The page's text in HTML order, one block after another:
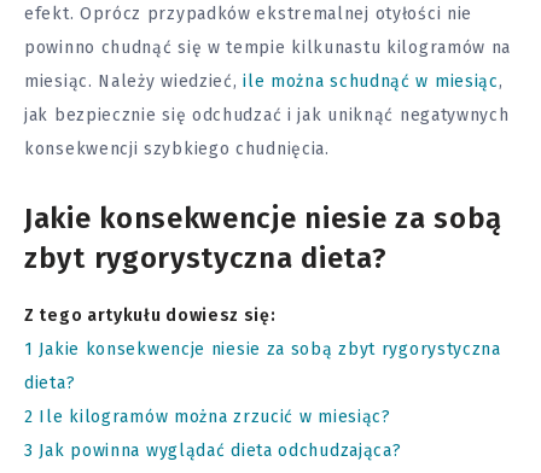
efekt. Oprócz przypadków ekstremalnej otyłości nie
powinno chudnąć się w tempie kilkunastu kilogramów na
miesiąc. Należy wiedzieć, ile można schudnąć w miesiąc,
jak bezpiecznie się odchudzać i jak uniknąć negatywnych
konsekwencji szybkiego chudnięcia.
Jakie konsekwencje niesie za sobą
zbyt rygorystyczna dieta?
Z tego artykułu dowiesz się:
1 Jakie konsekwencje niesie za sobą zbyt rygorystyczna
dieta?
2 Ile kilogramów można zrzucić w miesiąc?
3 Jak powinna wyglądać dieta odchudzająca?